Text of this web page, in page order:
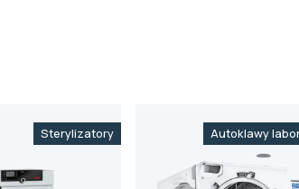
Sterylizatory Autoklawy